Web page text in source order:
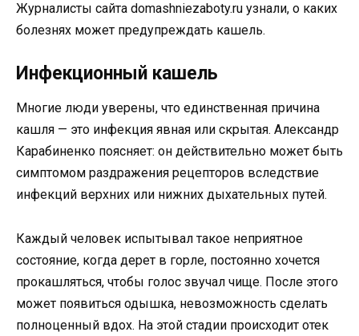
Журналисты сайта domashniezaboty.ru узнали, о каких
болезнях может предупреждать кашель.
Инфекционный кашель
Многие люди уверены, что единственная причина
кашля — это инфекция явная или скрытая. Александр
Карабиненко поясняет: он действительно может быть
симптомом раздражения рецепторов вследствие
инфекций верхних или нижних дыхательных путей.
Каждый человек испытывал такое неприятное
состояние, когда дерет в горле, постоянно хочется
прокашляться, чтобы голос звучал чище. После этого
может появиться одышка, невозможность сделать
полноценный вдох. На этой стадии происходит отек